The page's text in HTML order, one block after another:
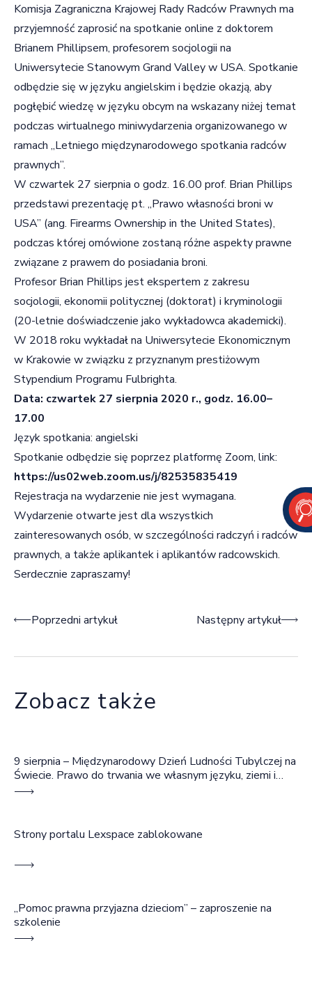
Komisja Zagraniczna Krajowej Rady Radców Prawnych ma
przyjemność zaprosić na spotkanie online z doktorem
Brianem Phillipsem, profesorem socjologii na
Uniwersytecie Stanowym Grand Valley w USA. Spotkanie
odbędzie się w języku angielskim i będzie okazją, aby
pogłębić wiedzę w języku obcym na wskazany niżej temat
podczas wirtualnego miniwydarzenia organizowanego w
ramach „Letniego międzynarodowego spotkania radców
prawnych”.
W czwartek 27 sierpnia o godz. 16.00 prof. Brian Phillips
przedstawi prezentację pt. „Prawo własności broni w
USA” (ang. Firearms Ownership in the United States),
podczas której omówione zostaną różne aspekty prawne
związane z prawem do posiadania broni.
Profesor Brian Phillips jest ekspertem z zakresu
socjologii, ekonomii politycznej (doktorat) i kryminologii
(20-letnie doświadczenie jako wykładowca akademicki).
W 2018 roku wykładał na Uniwersytecie Ekonomicznym
w Krakowie w związku z przyznanym prestiżowym
Stypendium Programu Fulbrighta.
Data: czwartek 27 sierpnia 2020 r., godz. 16.00–
17.00
Język spotkania: angielski
Spotkanie odbędzie się poprzez platformę Zoom, link:
https://us02web.zoom.us/j/82535835419
Rejestracja na wydarzenie nie jest wymagana.
Wydarzenie otwarte jest dla wszystkich
zainteresowanych osób, w szczególności radczyń i radców
prawnych, a także aplikantek i aplikantów radcowskich.
Serdecznie zapraszamy!
Nawigacja wpisu
Poprzedni artykuł Następny artykuł
Zobacz także
9 sierpnia – Międzynarodowy Dzień Ludności Tubylczej na
Świecie. Prawo do trwania we własnym języku, ziemi i
wspólnocie
Strony portalu Lexspace zablokowane
„Pomoc prawna przyjazna dzieciom” – zaproszenie na
szkolenie